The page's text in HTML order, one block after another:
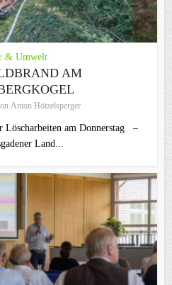
& Umwelt
AM
Anton Hötzelsperger
Löscharbeiten am Donnerstag –
Land...